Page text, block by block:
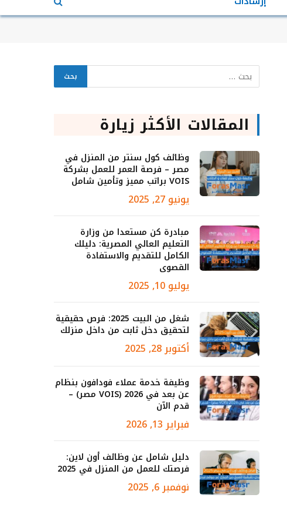
المقالات الأكثر زيارة
وظائف كول سنتر من المنزل في
مصر – فرصة العمر للعمل بشركة
VOIS براتب مميز وتأمين شامل
يونيو 27, 2025
مبادرة كن مستعدا من وزارة
التعليم العالي المصرية: دليلك
الكامل للتقديم والاستفادة
القصوى
يوليو 10, 2025
شغل من البيت 2025: فرص حقيقية
لتحقيق دخل ثابت من داخل منزلك
أكتوبر 28, 2025
وظيفة خدمة عملاء فودافون بنظام
عن بعد في 2026 (VOIS مصر) –
قدم الآن
فبراير 13, 2026
دليل شامل عن وظائف أون لاين:
فرصتك للعمل من المنزل في 2025
نوفمبر 6, 2025